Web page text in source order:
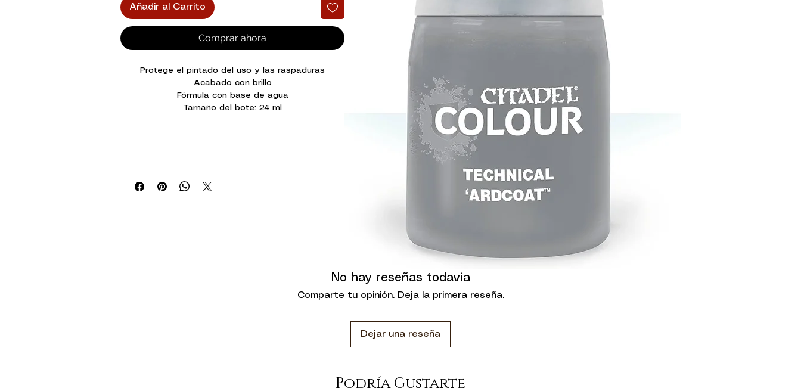
Añadir al Carrito
Comprar ahora
Protege el pintado del uso y las raspaduras
Acabado con brillo
Fórmula con base de agua
Tamaño del bote: 24 ml
No hay reseñas todavía
Comparte tu opinión. Deja la primera reseña.
Dejar una reseña
Podría Gustarte